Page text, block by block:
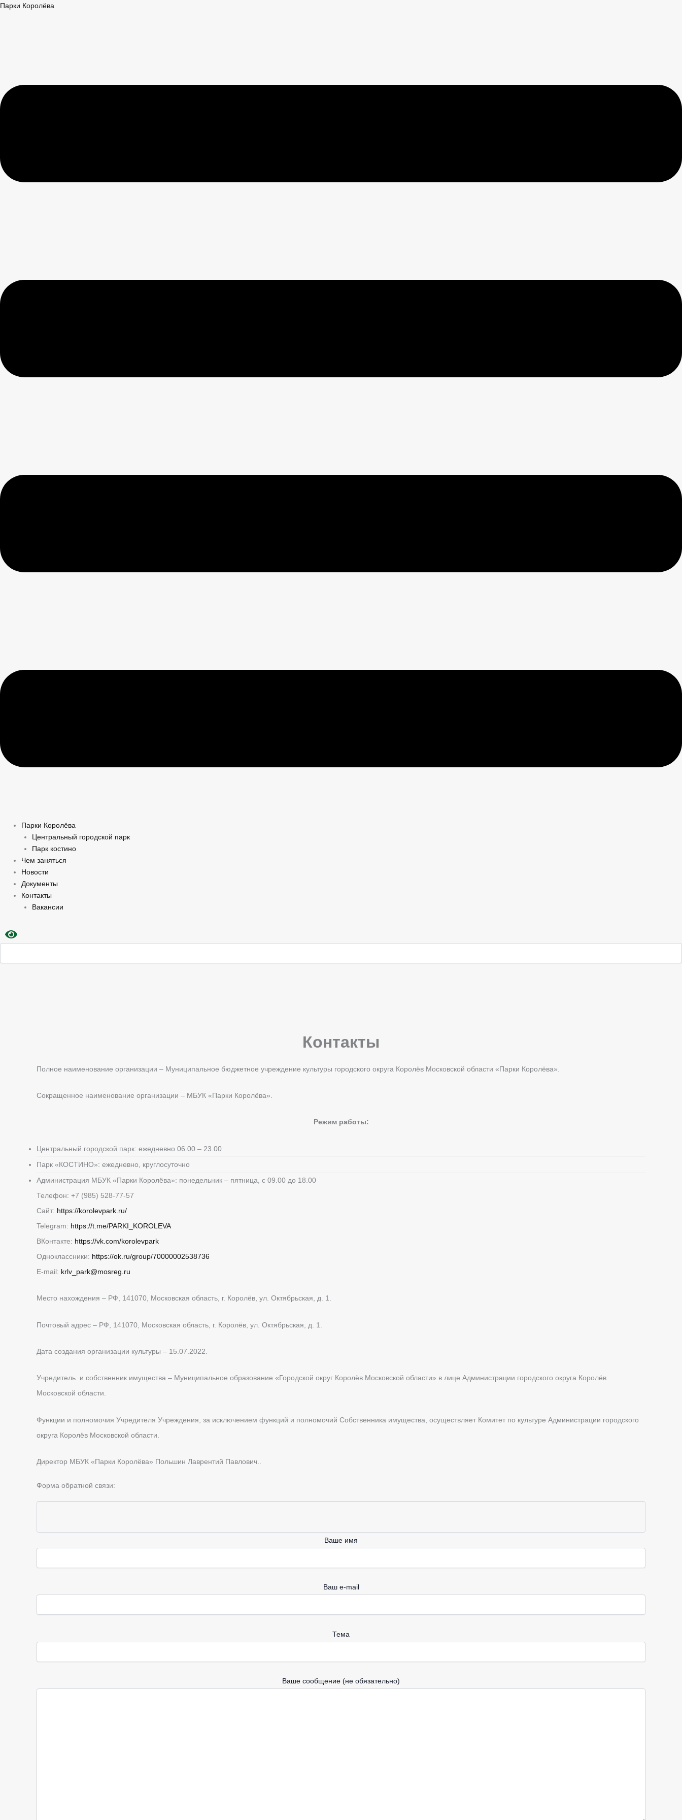
Перейти
Парки Королёва
Меню
Парки Королёва
Центральный городской парк
Парк костино
Чем заняться
Новости
Документы
Контакты
Вакансии
Контакты
Полное наименование организации – Муниципальное бюджетное учреждение культуры городского округа Королёв Московской области «Парки Королёва».
Сокращенное наименование организации – МБУК «Парки Королёва».
Режим работы:
Центральный городской парк: ежедневно 06.00 – 23.00
Парк «КОСТИНО»: ежедневно, круглосуточно
Администрация МБУК «Парки Королёва»: понедельник – пятница, с 09.00 до 18.00
Телефон: +7 (985) 528-77-57
Сайт: https://korolevpark.ru/
Telegram: https://t.me/PARKI_KOROLEVA
ВКонтакте: https://vk.com/korolevpark
Одноклассники: https://ok.ru/group/70000002538736
E-mail: krlv_park@mosreg.ru
Место нахождения – РФ, 141070, Московская область, г. Королёв, ул. Октябрьская, д. 1.
Почтовый адрес – РФ, 141070, Московская область, г. Королёв, ул. Октябрьская, д. 1.
Дата создания организации культуры – 15.07.2022.
Учредитель и собственник имущества – Муниципальное образование «Городской округ Королёв Московской области» в лице Администрации городского округа Королёв
Московской области.
Функции и полномочия Учредителя Учреждения, за исключением функций и полномочий Собственника имущества, осуществляет Комитет по культуре Администрации городского
округа Королёв Московской области.
Директор МБУК «Парки Королёва» Польшин Лаврентий Павлович..
Форма обратной связи:
Ваше имя
Ваш e-mail
Тема
Ваше сообщение (не обязательно)